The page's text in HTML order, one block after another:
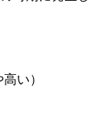
い）